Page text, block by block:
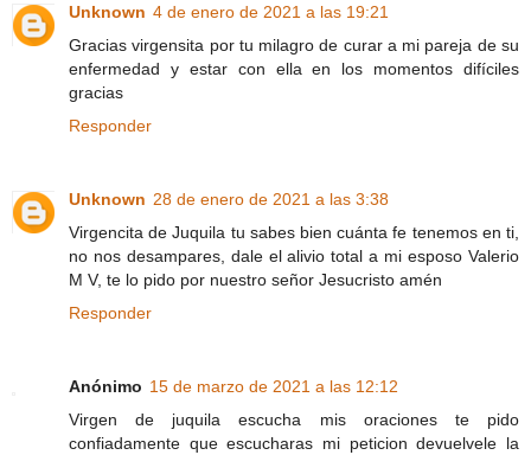
Unknown 4 de enero de 2021 a las 19:21
Gracias virgensita por tu milagro de curar a mi pareja de su
enfermedad y estar con ella en los momentos difíciles
gracias
Responder
Unknown 28 de enero de 2021 a las 3:38
Virgencita de Juquila tu sabes bien cuánta fe tenemos en ti,
no nos desampares, dale el alivio total a mi esposo Valerio
M V, te lo pido por nuestro señor Jesucristo amén
Responder
Anónimo 15 de marzo de 2021 a las 12:12
Virgen de juquila escucha mis oraciones te pido
confiadamente que escucharas mi peticion devuelvele la